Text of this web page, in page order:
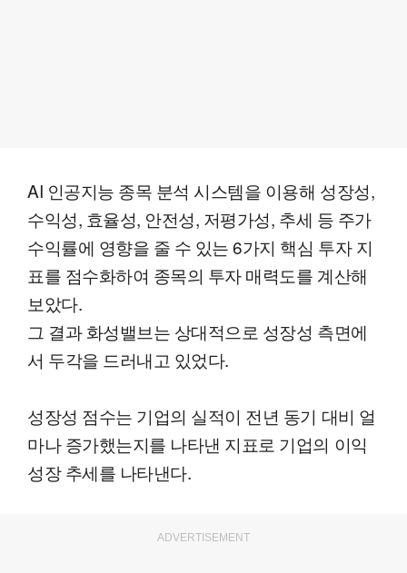
AI 인공지능 종목 분석 시스템을 이용해 성장성,
수익성, 효율성, 안전성, 저평가성, 추세 등 주가
수익률에 영향을 줄 수 있는 6가지 핵심 투자 지
표를 점수화하여 종목의 투자 매력도를 계산해
보았다.
그 결과 화성밸브는 상대적으로 성장성 측면에
서 두각을 드러내고 있었다.
성장성 점수는 기업의 실적이 전년 동기 대비 얼
마나 증가했는지를 나타낸 지표로 기업의 이익
성장 추세를 나타낸다.
ADVERTISEMENT